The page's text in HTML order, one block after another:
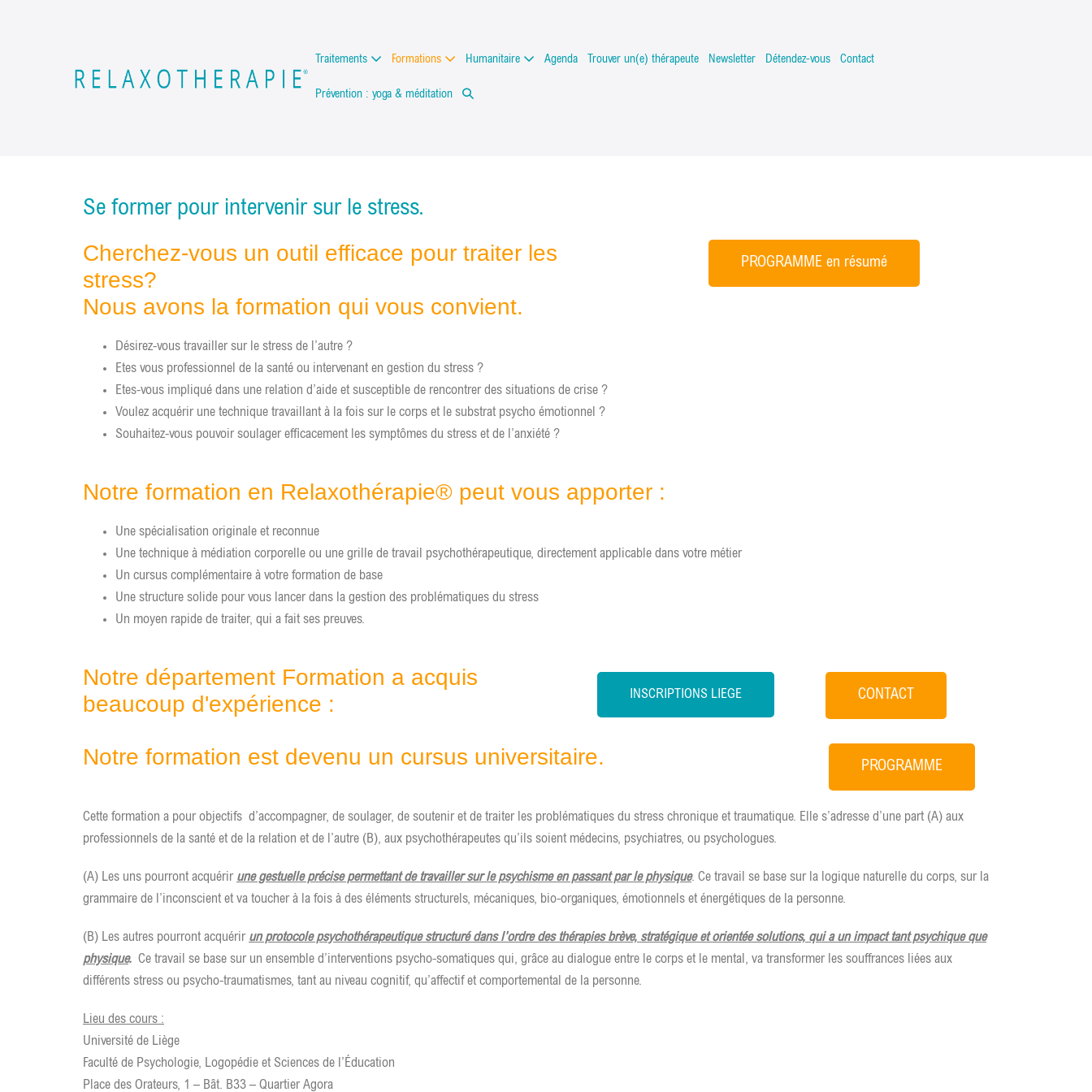
Traitements Formations Humanitaire Agenda Trouver un(e) thérapeute Newsletter Détendez-vous Contact
Prévention : yoga & méditation
Se former pour intervenir sur le stress.
Cherchez-vous un outil efficace pour traiter les
stress?
Nous avons la formation qui vous convient.
PROGRAMME en résumé
Désirez-vous travailler sur le stress de l’autre ?
Etes vous professionnel de la santé ou intervenant en gestion du stress ?
Etes-vous impliqué dans une relation d’aide et susceptible de rencontrer des situations de crise ?
Voulez acquérir une technique travaillant à la fois sur le corps et le substrat psycho émotionnel ?
Souhaitez-vous pouvoir soulager efficacement les symptômes du stress et de l’anxiété ?
Notre formation en Relaxothérapie® peut vous apporter :
Une spécialisation originale et reconnue
Une technique à médiation corporelle ou une grille de travail psychothérapeutique, directement applicable dans votre métier
Un cursus complémentaire à votre formation de base
Une structure solide pour vous lancer dans la gestion des problématiques du stress
Un moyen rapide de traiter, qui a fait ses preuves.
Notre département Formation a acquis
beaucoup d'expérience :
INSCRIPTIONS LIEGE CONTACT
Notre formation est devenu un cursus universitaire. PROGRAMME
Cette formation a pour objectifs d’accompagner, de soulager, de soutenir et de traiter les problématiques du stress chronique et traumatique. Elle s’adresse d’une part (A) aux
professionnels de la santé et de la relation et de l’autre (B), aux psychothérapeutes qu’ils soient médecins, psychiatres, ou psychologues.
(A) Les uns pourront acquérir une gestuelle précise permettant de travailler sur le psychisme en passant par le physique. Ce travail se base sur la logique naturelle du corps, sur la
grammaire de l’inconscient et va toucher à la fois à des éléments structurels, mécaniques, bio-organiques, émotionnels et énergétiques de la personne.
(B) Les autres pourront acquérir un protocole psychothérapeutique structuré dans l’ordre des thérapies brève, stratégique et orientée solutions, qui a un impact tant psychique que
physique. Ce travail se base sur un ensemble d’interventions psycho-somatiques qui, grâce au dialogue entre le corps et le mental, va transformer les souffrances liées aux
différents stress ou psycho-traumatismes, tant au niveau cognitif, qu’affectif et comportemental de la personne.
Lieu des cours :
Université de Liège
Faculté de Psychologie, Logopédie et Sciences de l’Éducation
Place des Orateurs, 1 – Bât. B33 – Quartier Agora